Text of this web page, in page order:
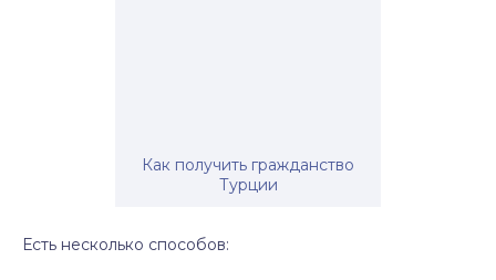
Как получить гражданство
Турции
Есть несколько способов: